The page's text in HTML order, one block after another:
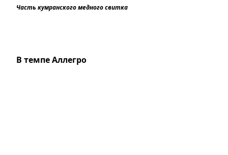
Часть кумранского медного свитка
В темпе Аллегро